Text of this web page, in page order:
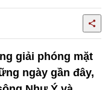
giải phóng mặt
ngày gần đây,